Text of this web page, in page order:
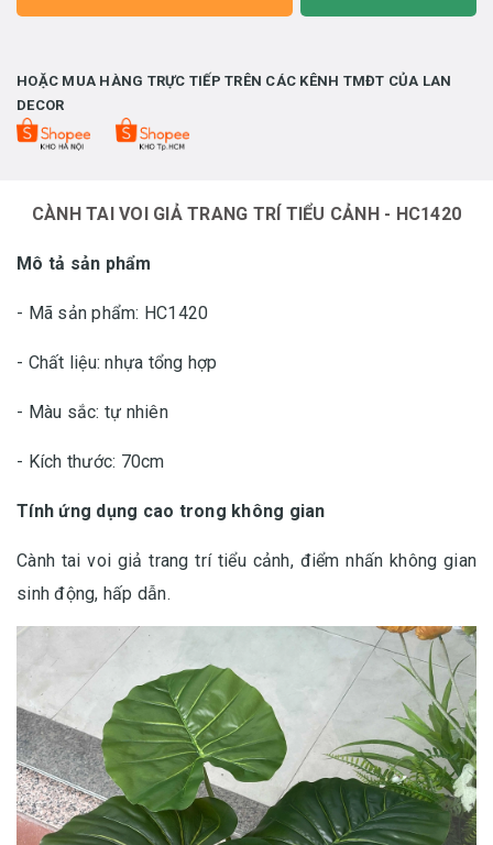
HOẶC MUA HÀNG TRỰC TIẾP TRÊN CÁC KÊNH TMĐT CỦA LAN
DECOR
CÀNH TAI VOI GIẢ TRANG TRÍ TIỂU CẢNH - HC1420
Mô tả sản phẩm
- Mã sản phẩm: HC1420
- Chất liệu: nhựa tổng hợp
- Màu sắc: tự nhiên
- Kích thước: 70cm
Tính ứng dụng cao trong không gian
Cành tai voi giả trang trí tiểu cảnh, điểm nhấn không gian
sinh động, hấp dẫn.